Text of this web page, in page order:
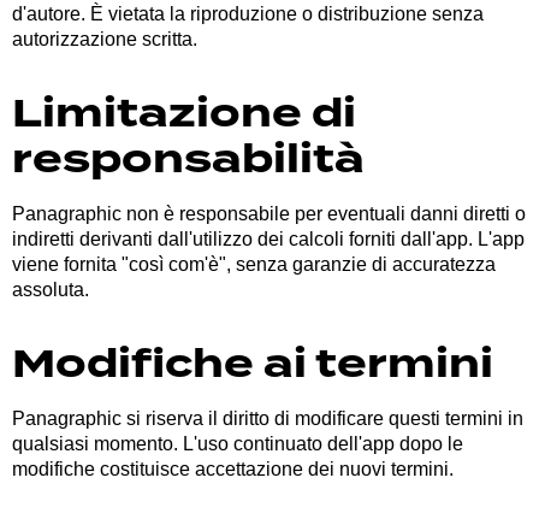
d'autore. È vietata la riproduzione o distribuzione senza
autorizzazione scritta.
Limitazione di
responsabilità
Panagraphic non è responsabile per eventuali danni diretti o
indiretti derivanti dall'utilizzo dei calcoli forniti dall'app. L'app
viene fornita "così com'è", senza garanzie di accuratezza
assoluta.
Modifiche ai termini
Panagraphic si riserva il diritto di modificare questi termini in
qualsiasi momento. L'uso continuato dell'app dopo le
modifiche costituisce accettazione dei nuovi termini.